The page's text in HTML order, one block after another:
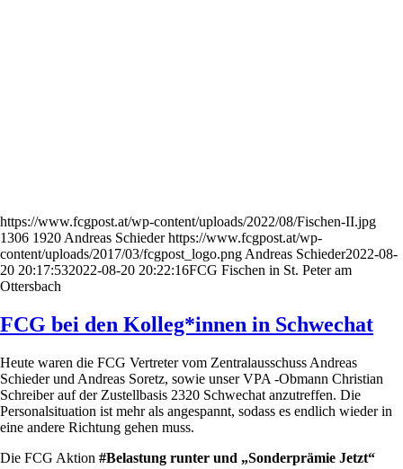
https://www.fcgpost.at/wp-content/uploads/2022/08/Fischen-II.jpg
1306 1920 Andreas Schieder https://www.fcgpost.at/wp-
content/uploads/2017/03/fcgpost_logo.png Andreas Schieder2022-08-
20 20:17:532022-08-20 20:22:16FCG Fischen in St. Peter am
Ottersbach
FCG bei den Kolleg*innen in Schwechat
Heute waren die FCG Vertreter vom Zentralausschuss Andreas
Schieder und Andreas Soretz, sowie unser VPA -Obmann Christian
Schreiber auf der Zustellbasis 2320 Schwechat anzutreffen. Die
Personalsituation ist mehr als angespannt, sodass es endlich wieder in
eine andere Richtung gehen muss.
Die FCG Aktion #Belastung runter und „Sonderprämie Jetzt“